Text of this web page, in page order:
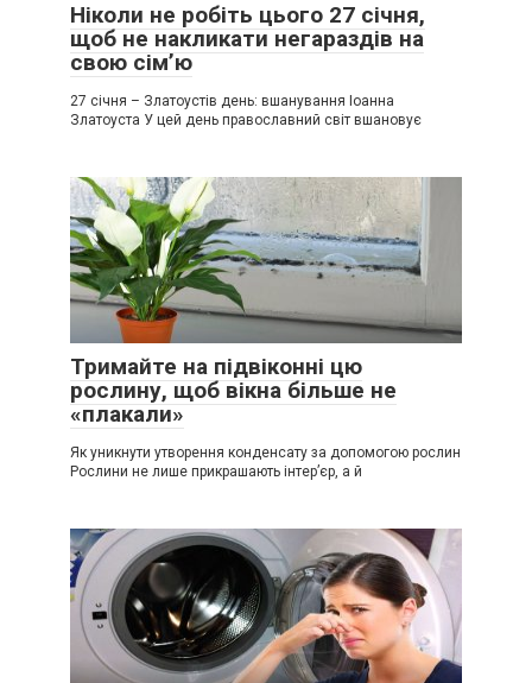
Ніколи не робіть цього 27 січня,
щоб не накликати негараздів на
свою сім’ю
27 січня – Златоустів день: вшанування Іоанна
Златоуста У цей день православний світ вшановує
Тримайте на підвіконні цю
рослину, щоб вікна більше не
«плакали»
Як уникнути утворення конденсату за допомогою рослин
Рослини не лише прикрашають інтер’єр, а й